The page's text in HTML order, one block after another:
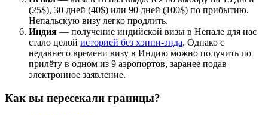
(25$), 30 дней (40$) или 90 дней (100$) по прибытию.
Непальскую визу легко продлить.
Индия — получение индийской визы в Непале для нас
стало целой историей без хэппи-энда. Однако с
недавнего времени визу в Индию можно получить по
прилёту в одном из 9 аэропортов, заранее подав
электронное заявление.
Как вы пересекали границы?